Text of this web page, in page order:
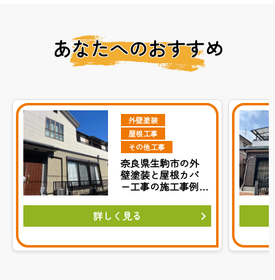
あなたへのおすすめ
外壁塗装
屋根工事
その他工事
奈良県生駒市の外
壁塗装と屋根カバ
ー工事の施工事例
詳しく見る